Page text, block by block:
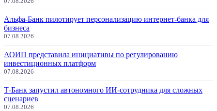
Альфа-Банк пилотирует персонализацию интернет-банка для
бизнеса
07.08.2026
АОИП представила инициативы по регулированию
инвестиционных платформ
07.08.2026
Т-Банк запустил автономного ИИ-сотрудника для сложных
сценариев
07.08.2026